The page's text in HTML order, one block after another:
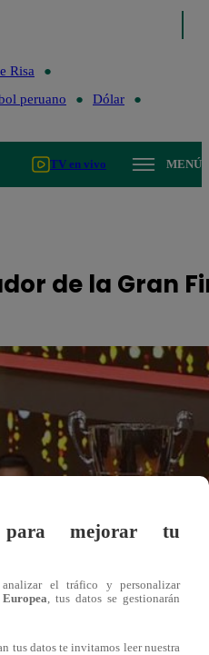
Risa
peruano
Dólar
TV en vivo MENÚ
de la Gran
para mejorar tu
el tráfico y personalizar
, tus datos se gestionarán
tus datos te invitamos leer nuestra